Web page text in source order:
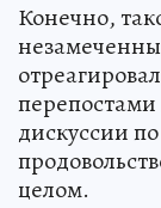
Конечно,
перепостами
дискуссии
целом.